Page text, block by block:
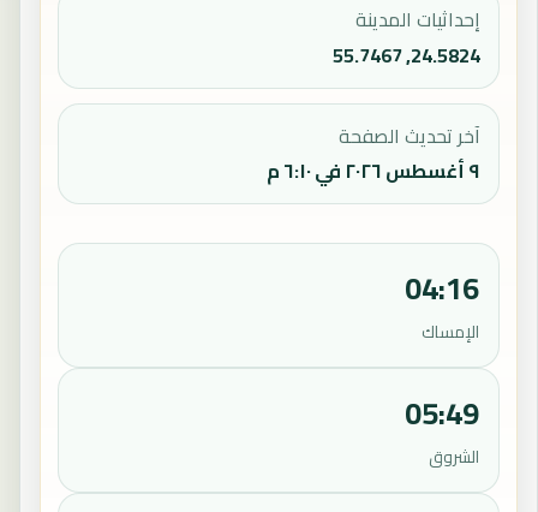
إحداثيات المدينة
24.5824, 55.7467
آخر تحديث الصفحة
٩ أغسطس ٢٠٢٦ في ٦:١٠ م
04:16
الإمساك
05:49
الشروق